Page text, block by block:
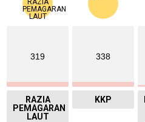
319
RAZIA
PEMAGARAN
LAUT
338
KKP